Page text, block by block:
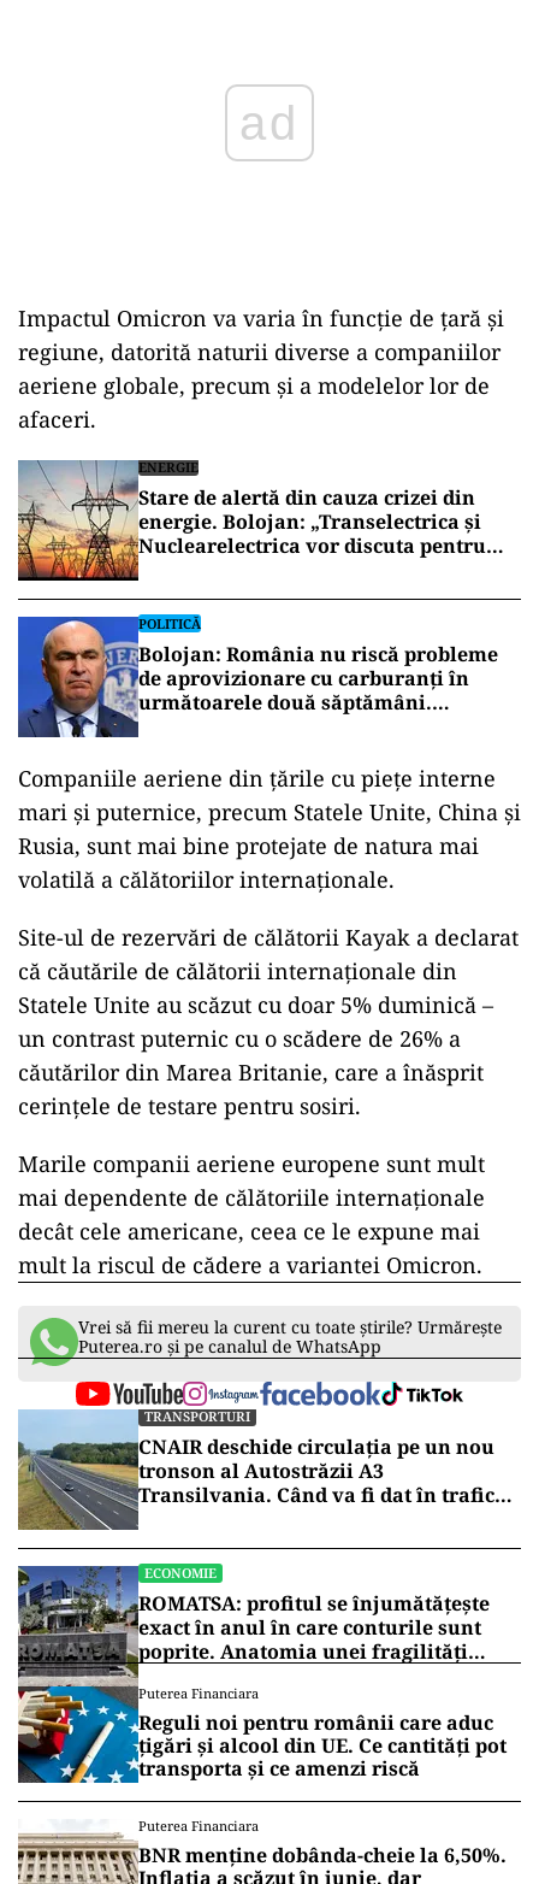
Impactul Omicron va varia în funcție de țară și
regiune, datorită naturii diverse a companiilor
aeriene globale, precum și a modelelor lor de
afaceri.
ENERGIE
Stare de alertă din cauza crizei din
energie. Bolojan: „Transelectrica și
Nuclearelectrica vor discuta pentru
POLITICĂ
Bolojan: România nu riscă probleme
de aprovizionare cu carburanți în
următoarele două săptămâni.
Companiile aeriene din țările cu piețe interne
mari și puternice, precum Statele Unite, China și
Rusia, sunt mai bine protejate de natura mai
volatilă a călătoriilor internaționale.
Site-ul de rezervări de călătorii Kayak a declarat
că căutările de călătorii internaționale din
Statele Unite au scăzut cu doar 5% duminică –
un contrast puternic cu o scădere de 26% a
căutărilor din Marea Britanie, care a înăsprit
cerințele de testare pentru sosiri.
Marile companii aeriene europene sunt mult
mai dependente de călătoriile internaționale
decât cele americane, ceea ce le expune mai
mult la riscul de cădere a variantei Omicron.
Vrei să fii mereu la curent cu toate știrile? Urmărește
Puterea.ro și pe canalul de WhatsApp
TRANSPORTURI
CNAIR deschide circulația pe un nou
tronson al Autostrăzii A3
Transilvania. Când va fi dat în trafic
ECONOMIE
ROMATSA: profitul se înjumătățește
exact în anul în care conturile sunt
poprite. Anatomia unei fragilități
Puterea Financiara
Reguli noi pentru românii care aduc
țigări și alcool din UE. Ce cantități pot
transporta și ce amenzi riscă
Puterea Financiara
BNR menține dobânda-cheie la 6,50%.
Inflația a scăzut în iunie, dar